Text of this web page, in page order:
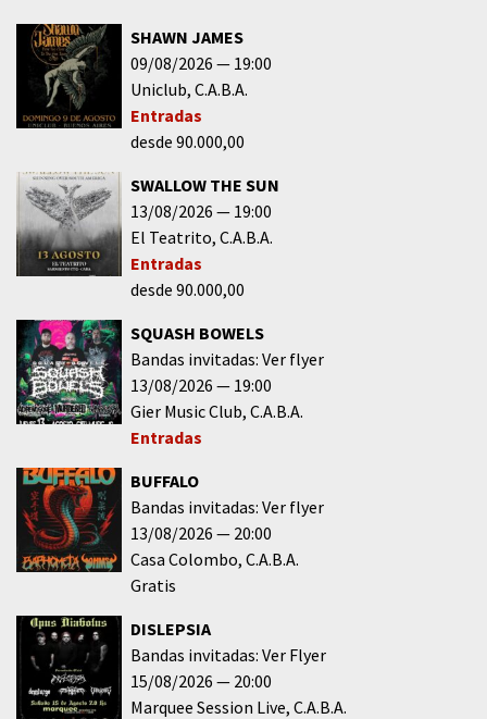
SHAWN JAMES
09/08/2026
19:00
Uniclub C.A.B.A.
Entradas
desde 90.000,00
SWALLOW THE SUN
13/08/2026
19:00
El Teatrito C.A.B.A.
Entradas
desde 90.000,00
SQUASH BOWELS
Bandas invitadas: Ver flyer
13/08/2026
19:00
Gier Music Club C.A.B.A.
Entradas
BUFFALO
Bandas invitadas: Ver flyer
13/08/2026
20:00
Casa Colombo C.A.B.A.
Gratis
DISLEPSIA
Bandas invitadas: Ver Flyer
15/08/2026
20:00
Marquee Session Live C.A.B.A.